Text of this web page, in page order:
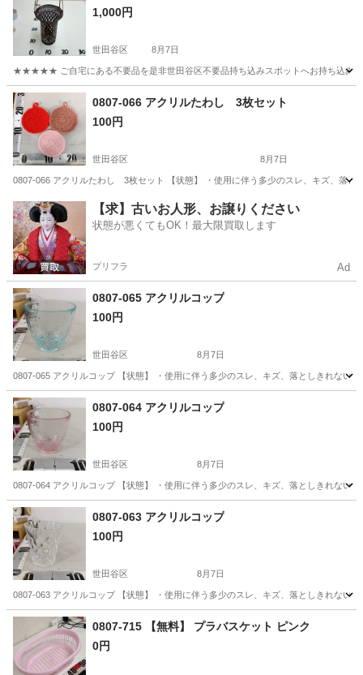
1,000円
世田谷区 8月7日
★★★★★ ご自宅にある不要品を是非世田谷区不要品持ち込みスポットへお持ち込みし
東京 世田谷区 花かご
0807-066 アクリルたわし 3枚セット
100円
世田谷区 8月7日
0807-066 アクリルたわし 3枚セット 【状態】 ・使用に伴う多少のスレ、キズ、落
東京 世田谷区 掃除用具 アクリルたわし
【求】古いお人形、お譲りください
状態が悪くてもOK！最大限買取します
プリフラ Ad
0807-065 アクリルコップ
100円
世田谷区 8月7日
0807-065 アクリルコップ 【状態】 ・使用に伴う多少のスレ、キズ、落としきれな
東京 世田谷区 アクリル
0807-064 アクリルコップ
100円
世田谷区 8月7日
0807-064 アクリルコップ 【状態】 ・使用に伴う多少のスレ、キズ、落としきれな
東京 世田谷区 アクリル
0807-063 アクリルコップ
100円
世田谷区 8月7日
0807-063 アクリルコップ 【状態】 ・使用に伴う多少のスレ、キズ、落としきれな
東京 世田谷区 アクリル
0807-715 【無料】 プラバスケット ピンク
0円